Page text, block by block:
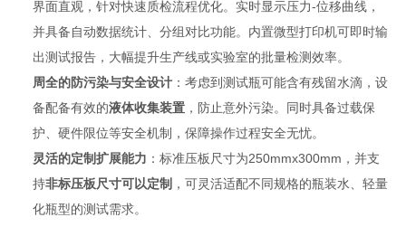
界面直观，针对快速质检流程优化。实时显示压力-位移曲线，
并具备自动数据统计、分组对比功能。内置微型打印机可即时输
出测试报告，大幅提升生产线或实验室的批量检测效率。
周全的防污染与安全设计：考虑到测试瓶可能含有残留水滴，设
备配备有效的液体收集装置，防止意外污染。同时具备过载保
护、硬件限位等安全机制，保障操作过程安全无忧。
灵活的定制扩展能力 ：标准压板尺寸为250mmx300mm，并支
持非标压板尺寸可以定制 ，可灵活适配不同规格的瓶装水、轻量
化瓶型的测试需求。